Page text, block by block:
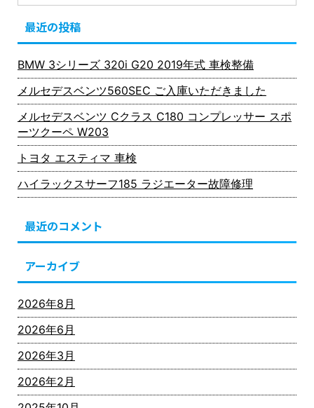
最近の投稿
BMW 3シリーズ 320i G20 2019年式 車検整備
メルセデスベンツ560SEC ご入庫いただきました
メルセデスベンツ Cクラス C180 コンプレッサー スポ
ーツクーペ W203
トヨタ エスティマ 車検
ハイラックスサーフ185 ラジエーター故障修理
最近のコメント
アーカイブ
2026年8月
2026年6月
2026年3月
2026年2月